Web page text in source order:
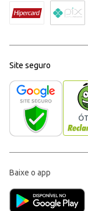
Site seguro
Baixe o app